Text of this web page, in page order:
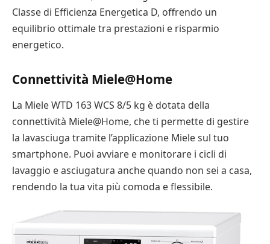
Classe di Efficienza Energetica D, offrendo un
equilibrio ottimale tra prestazioni e risparmio
energetico.
Connettività Miele@Home
La Miele WTD 163 WCS 8/5 kg è dotata della
connettività Miele@Home, che ti permette di gestire
la lavasciuga tramite l’applicazione Miele sul tuo
smartphone. Puoi avviare e monitorare i cicli di
lavaggio e asciugatura anche quando non sei a casa,
rendendo la tua vita più comoda e flessibile.